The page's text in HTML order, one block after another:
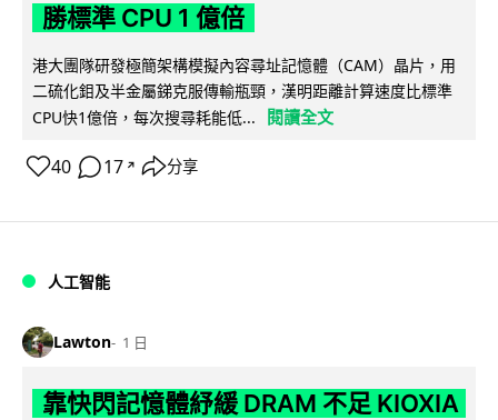
勝標準 CPU 1 億倍
港大團隊研發極簡架構模擬內容尋址記憶體（CAM）晶片，用
二硫化鉬及半金屬銻克服傳輸瓶頸，漢明距離計算速度比標準
CPU快1億倍，每次搜尋耗能低...
閱讀全文
40 17 ↗ 分享
人工智能
Lawton 1 日
靠快閃記憶體紓緩 DRAM 不足 KIOXIA